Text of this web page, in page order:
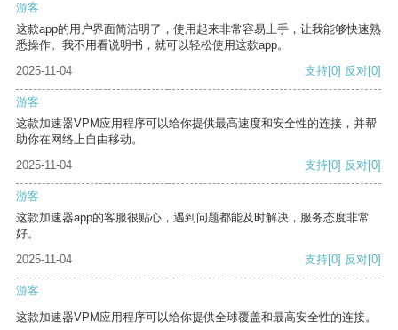
游客
这款app的用户界面简洁明了，使用起来非常容易上手，让我能够快速熟
悉操作。我不用看说明书，就可以轻松使用这款app。
2025-11-04
支持[0] 反对[0]
游客
这款加速器VPM应用程序可以给你提供最高速度和安全性的连接，并帮
助你在网络上自由移动。
2025-11-04
支持[0] 反对[0]
游客
这款加速器app的客服很贴心，遇到问题都能及时解决，服务态度非常
好。
2025-11-04
支持[0] 反对[0]
游客
这款加速器VPM应用程序可以给你提供全球覆盖和最高安全性的连接。